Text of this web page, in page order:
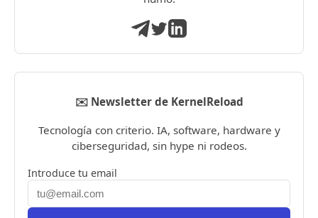
✉️ Newsletter de KernelReload
Tecnología con criterio. IA, software, hardware y
ciberseguridad, sin hype ni rodeos.
Introduce tu email